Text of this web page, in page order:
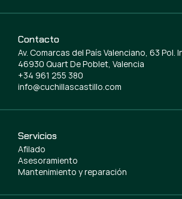
Servicios
Afilado
Asesoramiento
Mantenimiento y reparación
Contacto
Av. Comarcas del País Valenciano, 63 Pol.
46930 Quart De Poblet, Valencia
+34 961 255 380
info@cuchillascastillo.com